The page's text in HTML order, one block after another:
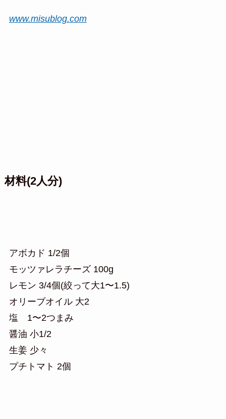
www.misublog.com
材料(2人分)
アボカド 1/2個
モッツァレラチーズ 100g
レモン 3/4個(絞って大1〜1.5)
オリーブオイル 大2
塩 1〜2つまみ
醤油 小1/2
生姜 少々
プチトマト 2個